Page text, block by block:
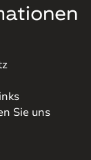
Sie uns